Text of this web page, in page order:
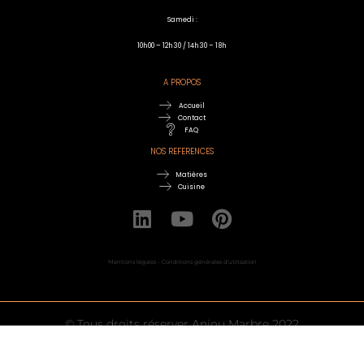
Samedi :
10h00 – 12h30 / 14h30 – 18h
A PROPOS
Accueil
Contact
FAQ
NOS REFERENCES
Matières
Cuisine
Mentions légales - Conditions générales d'utilisation
© Tous droits réserver Anjou Marbre 2022